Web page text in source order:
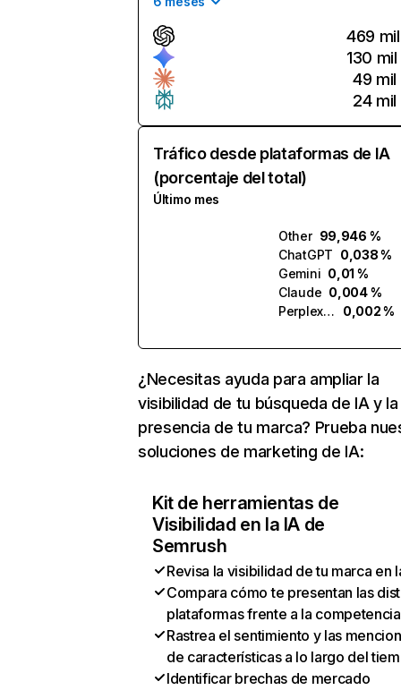
469 mil
130 mil
49 mil
24 mil
Tráfico desde plataformas de IA
(porcentaje del total)
Último mes
Other 99,946 %
ChatGPT 0,038 %
Gemini 0,01 %
Claude 0,004 %
Perplexity
0,002 %
¿Necesitas ayuda para ampliar la
visibilidad de tu búsqueda de IA y la
presencia de tu marca? Prueba
soluciones de marketing de IA:
Kit de herramientas de
Visibilidad en la IA de
Semrush
Revisa la visibilidad de tu marca en
Compara cómo te presentan las
plataformas frente a la competencia
Rastrea el sentimiento y las
de características a lo largo del
Identificar brechas de mercado